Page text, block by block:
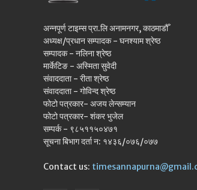
अन्नपूर्ण टाइम्स प्रा.लि अनामनगर, काठमाडौँ
अध्यक्ष/प्रधान सम्पादक - घनश्याम श्रेष्ठ
सम्पादक - नलिना श्रेष्ठ
मार्केटिङ - अस्मिता सुवेदी
संवाददाता - रीता श्रेष्ठ
संवाददाता - गोविन्द श्रेष्ठ
फोटो पत्रकार- अजय लेन्सम्यान
फोटो पत्रकार- शंकर भुजेल
सम्पर्क - ९८५११५०४७१
सूचना बिभाग दर्ता न: १४३६/०७६/०७७
Contact us: